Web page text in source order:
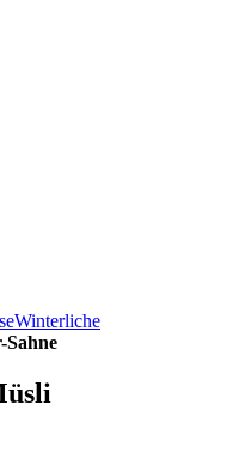
Winterliche